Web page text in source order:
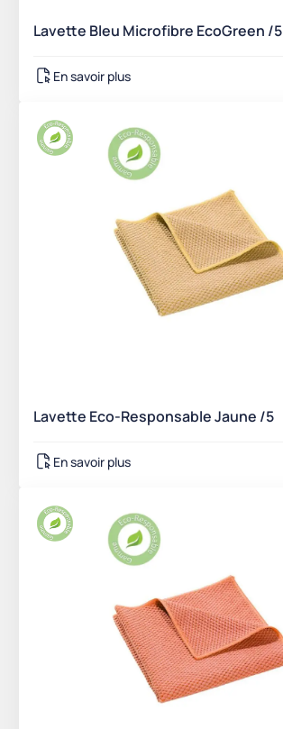
Lavette Bleu Microfibre EcoGreen /5
En savoir plus
Lavette Eco-Responsable Jaune /5
En savoir plus